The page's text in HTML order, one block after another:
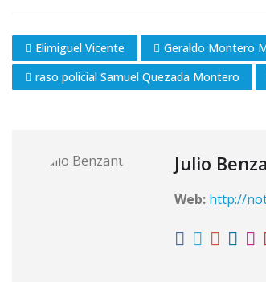
Elimiguel Vicente Geraldo Montero
raso policial Samuel Quezada Montero
Julio
Web: http://